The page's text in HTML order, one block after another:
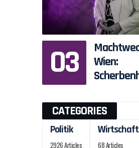
Wien:
CATEGORIES
Politik
2926 Articles
Wirtschaft
68 Articles